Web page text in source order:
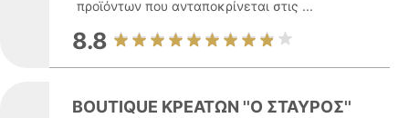
προϊόντων που ανταποκρίνεται στις ...
8.8
BOUTIQUE ΚΡΕΑΤΩΝ ''Ο ΣΤΑΥΡΟΣ''